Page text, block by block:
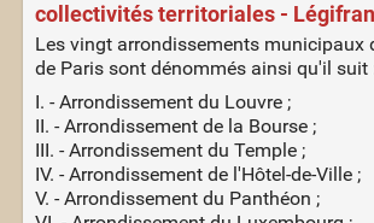
collectivités territoriales -
Les vingt arrondissements municipaux
de Paris sont dénommés ainsi qu'il suit
I. - Arrondissement du Louvre ;
II. - Arrondissement de la Bourse ;
III. - Arrondissement du Temple ;
IV. - Arrondissement de l'Hôtel-de-Ville ;
V. - Arrondissement du Panthéon ;